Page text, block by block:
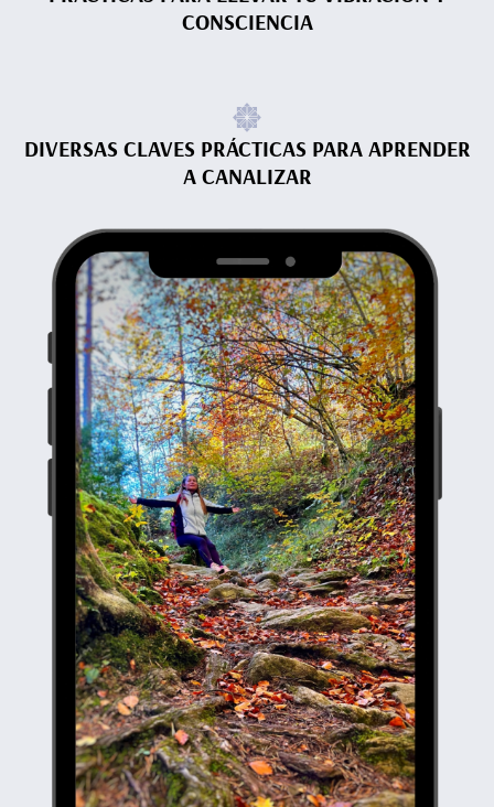
CONSCIENCIA
DIVERSAS CLAVES PRÁCTICAS PARA APRENDER
A CANALIZAR